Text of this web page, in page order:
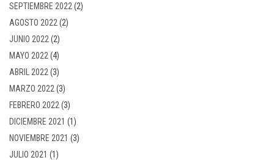
SEPTIEMBRE 2022 (2)
AGOSTO 2022 (2)
JUNIO 2022 (2)
MAYO 2022 (4)
ABRIL 2022 (3)
MARZO 2022 (3)
FEBRERO 2022 (3)
DICIEMBRE 2021 (1)
NOVIEMBRE 2021 (3)
JULIO 2021 (1)